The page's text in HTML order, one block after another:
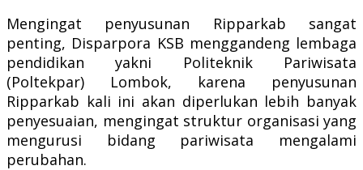
Mengingat penyusunan Ripparkab sangat
penting, Disparpora KSB menggandeng lembaga
pendidikan yakni Politeknik Pariwisata
(Poltekpar) Lombok, karena penyusunan
Ripparkab kali ini akan diperlukan lebih banyak
penyesuaian, mengingat struktur organisasi yang
mengurusi bidang pariwisata mengalami
perubahan.